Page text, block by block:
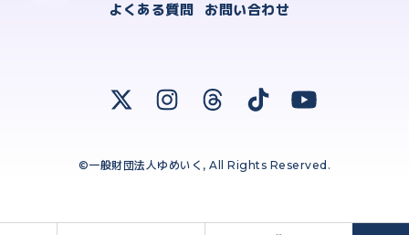
よくある質問 お問い合わせ
©一般財団法人ゆめいく, All Rights Reserved.